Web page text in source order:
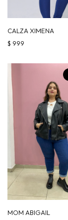
CALZA XIMENA
$ 999
MOM ABIGAIL